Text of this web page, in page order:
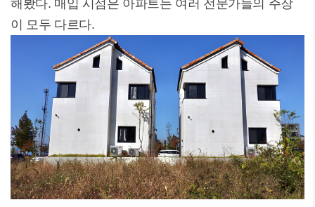
해봤다. 매입 시점은 아파트는 여러 전문가들의 주장
이 모두 다르다.